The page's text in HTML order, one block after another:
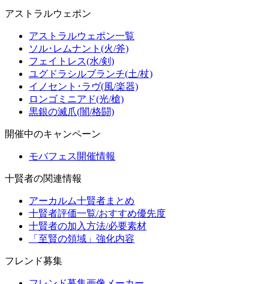
アストラルウェポン
アストラルウェポン一覧
ソル･レムナント(火/斧)
フェイトレス(水/剣)
ユグドラシルブランチ(土/杖)
イノセント･ラヴ(風/楽器)
ロンゴミニアド(光/槍)
黒銀の滅爪(闇/格闘)
開催中のキャンペーン
モバフェス開催情報
十賢者の関連情報
アーカルム十賢者まとめ
十賢者評価一覧/おすすめ優先度
十賢者の加入方法/必要素材
「至賢の領域」強化内容
フレンド募集